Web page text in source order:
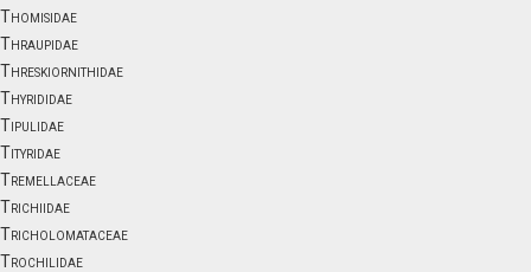
Thomisidae
Thraupidae
Threskiornithidae
Thyrididae
Tipulidae
Tityridae
Tremellaceae
Trichiidae
Tricholomataceae
Trochilidae